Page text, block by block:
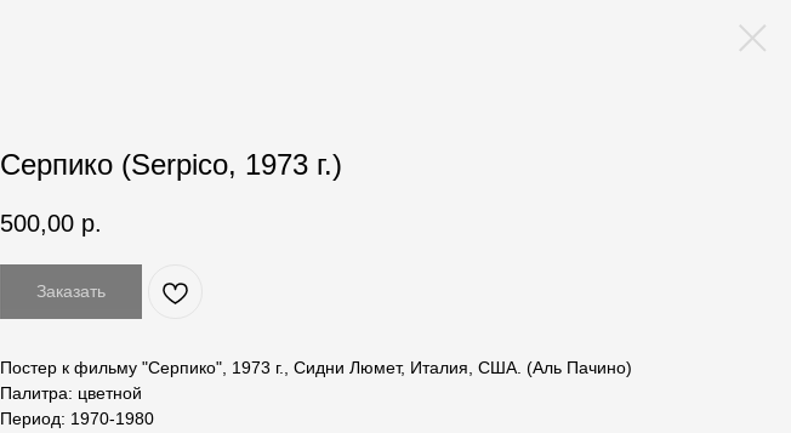
Серпико (Serpico, 1973 г.)
500,00 р.
Заказать
Постер к фильму "Серпико", 1973 г., Сидни Люмет, Италия, США. (Аль Пачино)
Палитра: цветной
Период: 1970-1980